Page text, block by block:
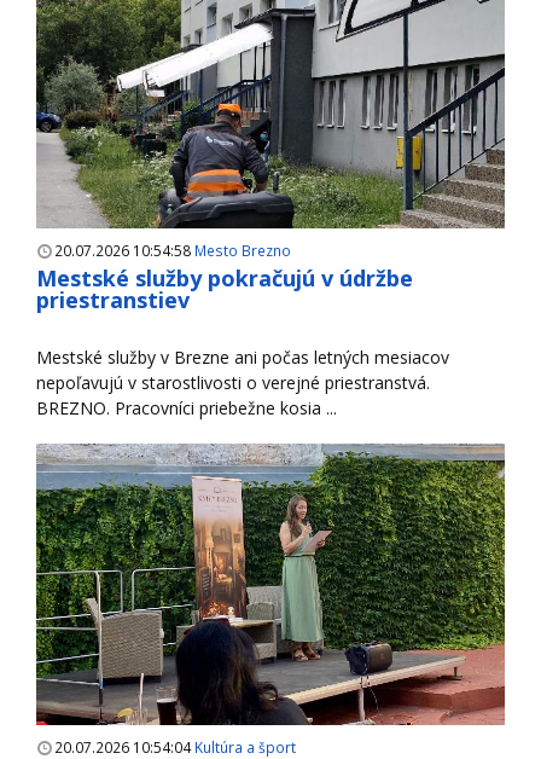
20.07.2026 10:54:58 Mesto Brezno
Mestské služby pokračujú v údržbe
priestranstiev
Mestské služby v Brezne ani počas letných mesiacov
nepoľavujú v starostlivosti o verejné priestranstvá.
BREZNO. Pracovníci priebežne kosia ...
20.07.2026 10:54:04Kultúra a šport